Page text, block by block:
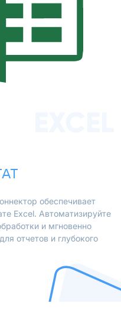
обеспечивает
Excel. Автоматизируйте
и мгновенно
отчетов и глубокого